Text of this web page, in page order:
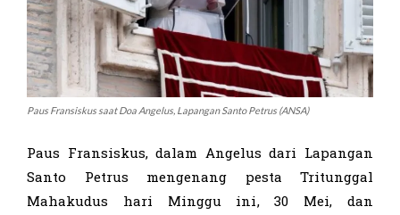
Paus Fransiskus saat Doa Angelus, Lapangan Santo Petrus (ANSA)
Paus Fransiskus, dalam Angelus dari Lapangan
Santo Petrus mengenang pesta Tritunggal
Mahakudus hari Minggu ini, 30 Mei, dan